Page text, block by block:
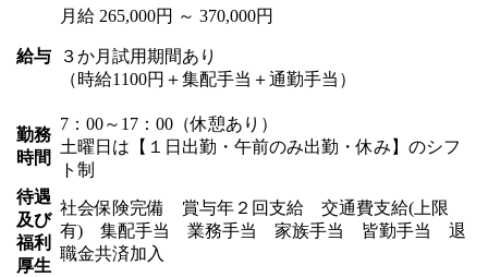
給与
月給 265,000円 ～ 370,000円
３か月試用期間あり
（時給1100円＋集配手当＋通勤手当）
勤務
時間
7：00～17：00（休憩あり）
土曜日は【１日出勤・午前のみ出勤・休み】のシフ
ト制
待遇
及び
福利
厚生
社会保険完備 賞与年２回支給 交通費支給(上限
有) 集配手当 業務手当 家族手当 皆勤手当 退
職金共済加入